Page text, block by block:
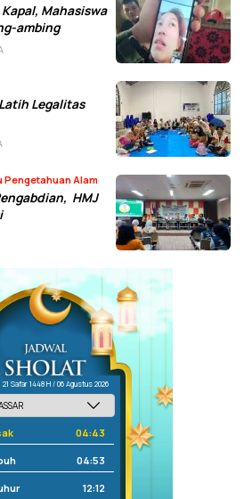
Mahasiswa
ambing
Legalitas
Pengetahuan Alam
HMJ
21 Safar 1448 H / 06 Agustus 2026
04:43
04:53
12:12